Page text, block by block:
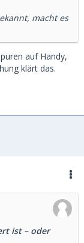
macht es
auf Handy,
klärt das.
ist – oder